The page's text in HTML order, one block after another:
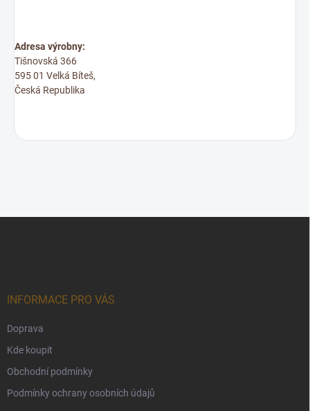
Adresa výrobny:
Tišnovská 366
595 01 Velká Bíteš,
Česká Republika
INFORMACE PRO VÁS
Doprava
Kde koupit
Obchodní podmínky
Podmínky ochrany osobních údajů